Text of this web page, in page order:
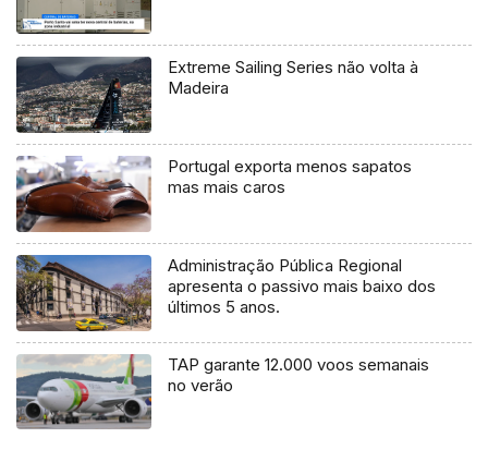
Extreme Sailing Series não volta à
Madeira
Portugal exporta menos sapatos
mas mais caros
Administração Pública Regional
apresenta o passivo mais baixo dos
últimos 5 anos.
TAP garante 12.000 voos semanais
no verão